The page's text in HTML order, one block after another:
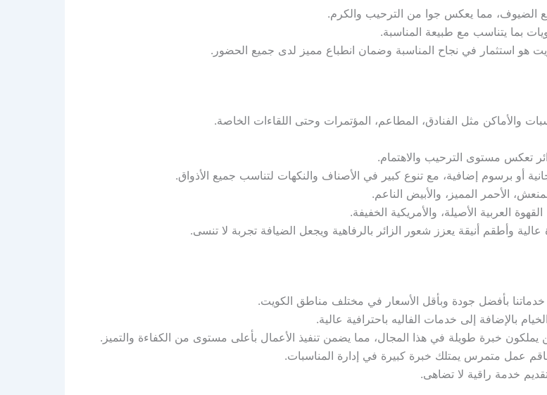
الضيوف، مما يعكس جوا من الترحيب والكرم.
بما يتناسب مع طبيعة المناسبة.
هو استثمار في نجاح المناسبة وضمان انطباع مميز لدى جميع الحضور.
والأماكن مثل الفنادق، المطاعم، المؤتمرات وحتى اللقاءات الخاصة.
تعكس مستوى الترحيب والاهتمام.
أو برسوم إضافية، مع تنوع كبير في الأصناف والنكهات لتناسب جميع الأذواق.
الأحمر المميز، والأبيض الناعم.
العربية الأصيلة، والأمريكية الخفيفة.
بالإضافة إلى خدمات الفاليه باحترافية عالية.
يملكون خبرة طويلة في هذا المجال، مما يضمن تنفيذ الأعمال بأعلى مستوى من الكفاءة والتميز.
عمل متمرس يمتلك خبرة كبيرة في إدارة المناسبات.
خدمة راقية لا تضاهى.